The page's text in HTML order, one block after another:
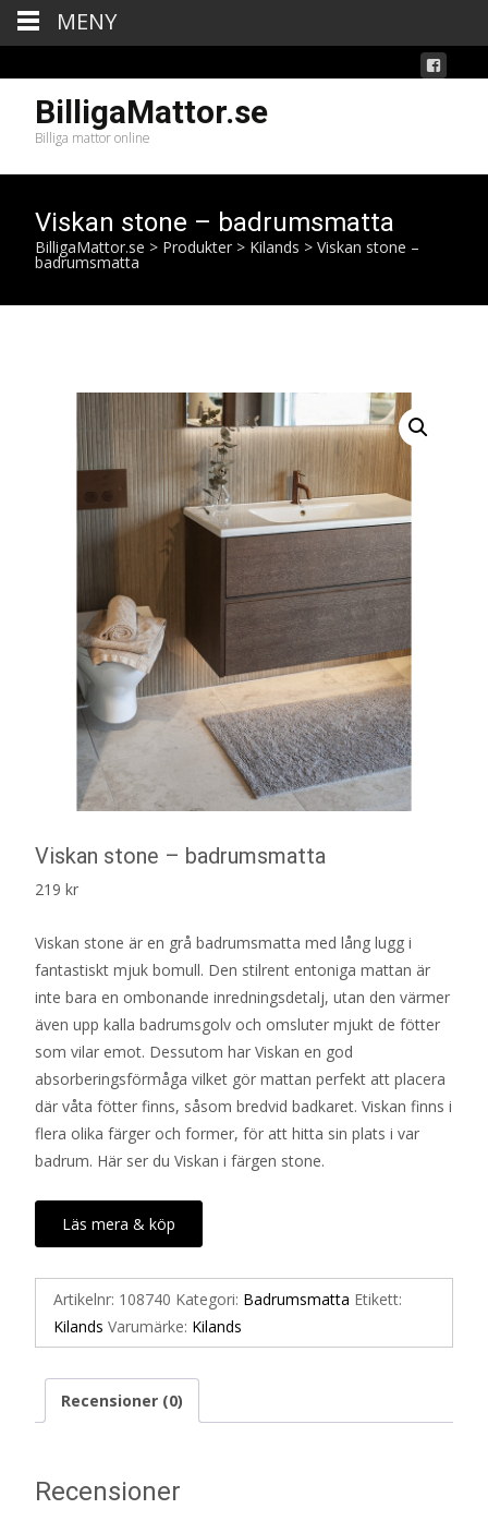
BilligaMattor.se
Billiga mattor online
Viskan stone – badrumsmatta
BilligaMattor.se > Produkter > Kilands > Viskan stone –
badrumsmatta
Viskan stone – badrumsmatta
219 kr
Viskan stone är en grå badrumsmatta med lång lugg i
fantastiskt mjuk bomull. Den stilrent entoniga mattan är
inte bara en ombonande inredningsdetalj, utan den värmer
även upp kalla badrumsgolv och omsluter mjukt de fötter
som vilar emot. Dessutom har Viskan en god
absorberingsförmåga vilket gör mattan perfekt att placera
där våta fötter finns, såsom bredvid badkaret. Viskan finns i
flera olika färger och former, för att hitta sin plats i var
badrum. Här ser du Viskan i färgen stone.
Läs mera & köp
Artikelnr: 108740 Kategori: Badrumsmatta Etikett:
Kilands Varumärke: Kilands
Recensioner (0)
Recensioner
MENY